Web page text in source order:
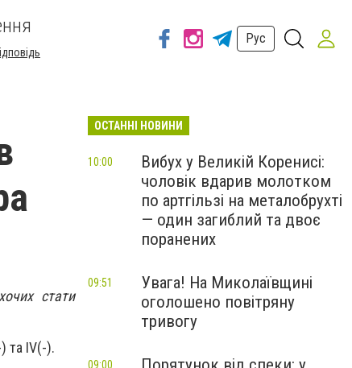
Рус
стати
та IV(-).
ОСТАННІ НОВИНИ
Вибух у Великій Коренисі:
чоловік вдарив молотком
по артгільзі на металобрухті
— один загиблий та двоє
поранених
10:00
Увага! На Миколаївщині
оголошено повітряну
тривогу
09:51
09:00